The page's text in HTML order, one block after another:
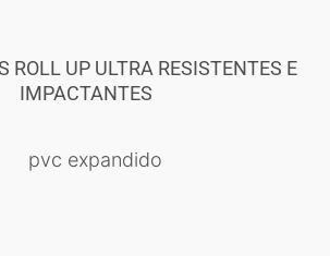
ROLL UP ULTRA RESISTENTES E
IMPACTANTES